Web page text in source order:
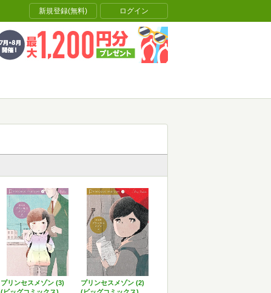
新規登録(無料) ログイン
プリンセスメゾン (3)
プリンセスメゾン (2)